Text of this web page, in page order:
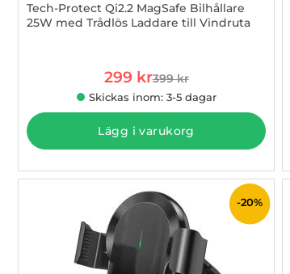
Tech-Protect Qi2.2 MagSafe Bilhållare
25W med Trådlös Laddare till Vindruta
rea pris
299 krtidigare pris
399 kr
Skickas inom: 3-5 dagar
Lägg i varukorg
-20%